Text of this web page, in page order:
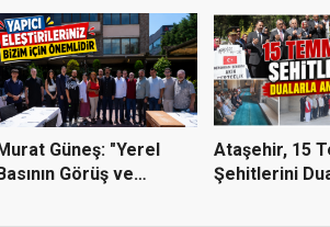
Güneş: "Yerel
Görüş ve
Ataşehir, 15
Şehitlerini